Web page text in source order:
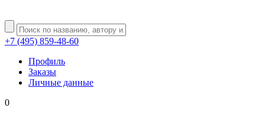
+7 (495) 859-48-60
Профиль
Заказы
Личные данные
0